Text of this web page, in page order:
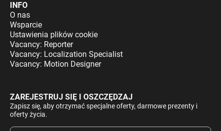
INFO
O nas
Wsparcie
Ustawienia plików cookie
Vacancy: Reporter
Vacancy: Localization Specialist
Vacancy: Motion Designer
ZAREJESTRUJ SIĘ I OSZCZĘDZAJ
Zapisz się, aby otrzymać specjalne oferty, darmowe prezenty i
oferty życia.